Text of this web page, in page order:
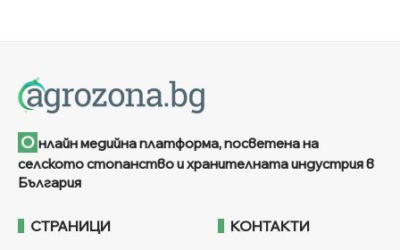
О нлайн медийна платформа, посветена на
селското стопанство и хранителната индустрия в
България
СТРАНИЦИ КОНТАКТИ